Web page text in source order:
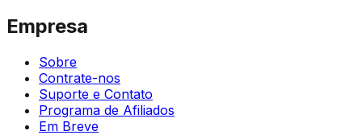
Empresa
Sobre
Contrate-nos
Suporte e Contato
Programa de Afiliados
Em Breve